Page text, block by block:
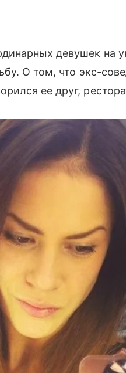
девушек на
О том, что экс-
ее друг,